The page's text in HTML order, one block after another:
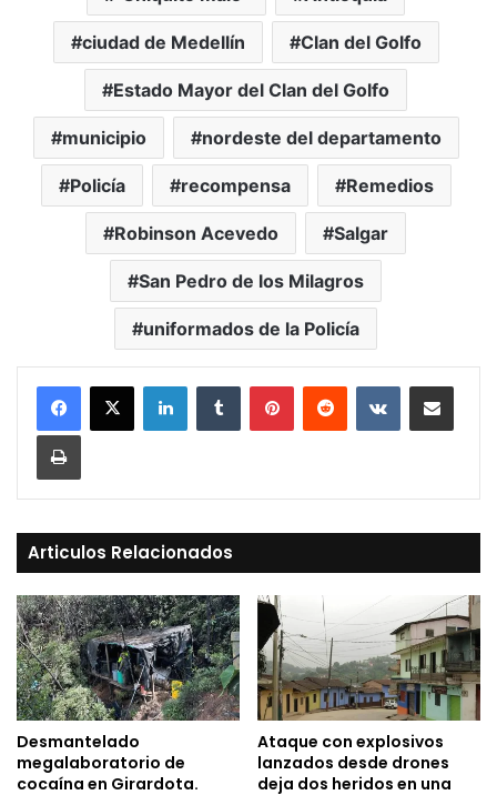
ciudad de Medellín Clan del Golfo
Estado Mayor del Clan del Golfo
municipio nordeste del departamento
Policía recompensa Remedios
Robinson Acevedo Salgar
San Pedro de los Milagros
uniformados de la Policía
LinkedInTumblr PinterestReddit VKontakteCompartir vía Mail
Print
Articulos Relacionados
Desmantelado
megalaboratorio de
cocaína en Girardota.
Ataque con explosivos
lanzados desde drones
deja dos heridos en una